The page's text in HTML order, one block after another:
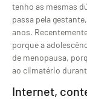
tenho as mesmas
passa pela
anos.
porque a
de menopausa,
ao climatério
Internet,